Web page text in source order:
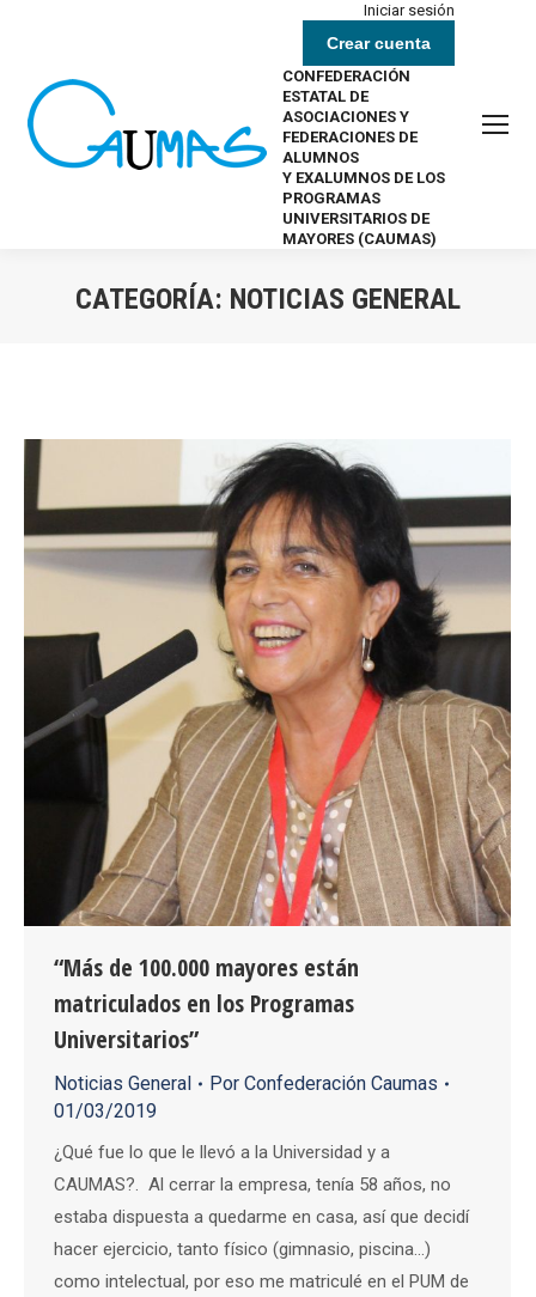
Iniciar sesión
Crear cuenta
CONFEDERACIÓN
ESTATAL DE
ASOCIACIONES Y
FEDERACIONES DE
ALUMNOS
Y EXALUMNOS DE LOS
PROGRAMAS
UNIVERSITARIOS DE
MAYORES (CAUMAS)
CATEGORÍA: NOTICIAS GENERAL
“Más de 100.000 mayores están
matriculados en los Programas
Universitarios”
Noticias General Por Confederación Caumas
01/03/2019
¿Qué fue lo que le llevó a la Universidad y a
CAUMAS?. Al cerrar la empresa, tenía 58 años, no
estaba dispuesta a quedarme en casa, así que decidí
hacer ejercicio, tanto físico (gimnasio, piscina…)
como intelectual, por eso me matriculé en el PUM de